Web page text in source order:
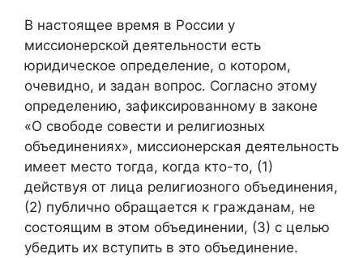
В настоящее время в России у
миссионерской деятельности есть
юридическое определение, о котором,
очевидно, и задан вопрос. Согласно этому
определению, зафиксированному в законе
«О свободе совести и религиозных
объединениях», миссионерская деятельность
имеет место тогда, когда кто-то, (1)
действуя от лица религиозного объединения,
(2) публично обращается к гражданам, не
состоящим в этом объединении, (3) с целью
убедить их вступить в это объединение.